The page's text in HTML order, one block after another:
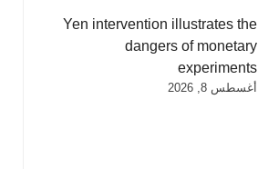
Yen intervention illustrates the
dangers of monetary
experiments
أغسطس 8, 2026